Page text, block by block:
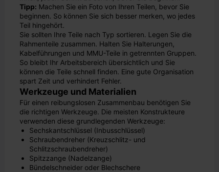
Tipp: Machen Sie ein Foto von Ihren Teilen, bevor Sie
beginnen. So können Sie sich besser merken, wo jedes
Teil hingehört.
Sie sollten Ihre Teile nach Typ sortieren. Legen Sie die
Rahmenteile zusammen. Halten Sie Halterungen,
Kabelführungen und MMU-Teile in getrennten Gruppen.
So bleibt Ihr Arbeitsbereich übersichtlich und Sie
können die Teile schnell finden. Eine gute Organisation
spart Zeit und verhindert Fehler.
Werkzeuge und Materialien
Für einen reibungslosen Zusammenbau benötigen Sie
die richtigen Werkzeuge. Die meisten Konstrukteure
verwenden diese grundlegenden Werkzeuge:
Sechskantschlüssel (Inbusschlüssel)
Schraubendreher (Kreuzschlitz- und
Schlitzschraubendreher)
Spitzzange (Nadelzange)
Bündelschneider oder Blechschere